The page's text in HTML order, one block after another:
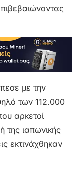
με την
των 112.000
αρκετοί
της ιαπωνικής
εκτινάχθηκαν